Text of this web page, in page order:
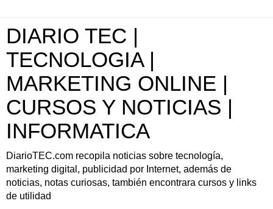
DIARIO TEC |
TECNOLOGIA |
MARKETING ONLINE |
CURSOS Y NOTICIAS |
INFORMATICA
DiarioTEC.com recopila noticias sobre tecnología,
marketing digital, publicidad por Internet, además de
noticias, notas curiosas, también encontrara cursos y links
de utilidad